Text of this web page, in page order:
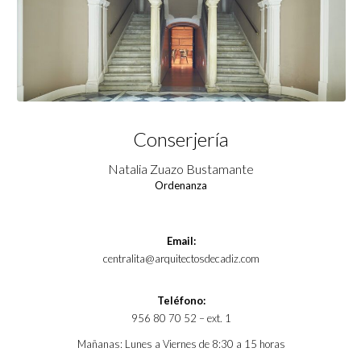
Conserjería
Natalia Zuazo Bustamante
Ordenanza
Email:
centralita@arquitectosdecadiz.com
Teléfono:
956 80 70 52 – ext. 1
Mañanas: Lunes a Viernes de 8:30 a 15 horas